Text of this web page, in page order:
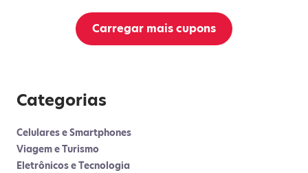
Carregar mais cupons
Categorias
Celulares e Smartphones
Viagem e Turismo
Eletrônicos e Tecnologia